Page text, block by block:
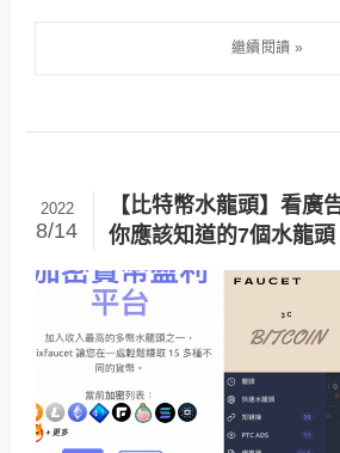
【比特幣水龍頭】看廣
你應該知道的7個水龍頭
2022
8/14